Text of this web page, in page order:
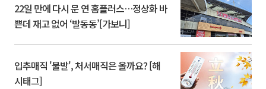
22일 만에 다시 문 연 홈플러스…정상화 바
쁜데 재고 없어 ‘발동동’[가보니]
입추매직 '불발', 처서매직은 올까요? [해
시태그]